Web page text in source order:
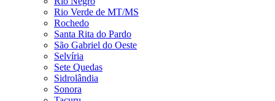
Rio Verde de MT/MS
Rochedo
Santa Rita do Pardo
São Gabriel do Oeste
Selvíria
Sete Quedas
Sidrolândia
Sonora